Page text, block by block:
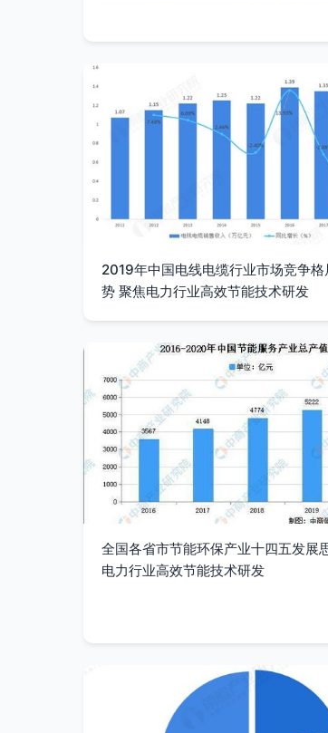
2019年中国电线电缆行业市场竞争格
势 聚焦电力行业高效节能技术研发
全国各省市节能环保产业十四五发展
电力行业高效节能技术研发